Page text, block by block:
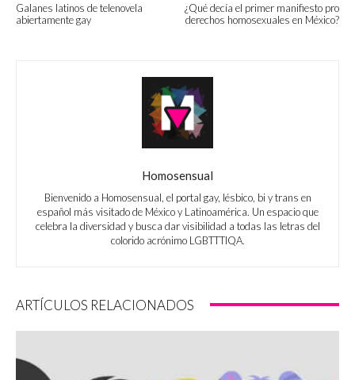
Galanes latinos de telenovela
abiertamente gay
¿Qué decía el primer manifiesto pro
derechos homosexuales en México?
Homosensual
Bienvenido a Homosensual, el portal gay, lésbico, bi y trans en
español más visitado de México y Latinoamérica. Un espacio que
celebra la diversidad y busca dar visibilidad a todas las letras del
colorido acrónimo LGBTTTIQA.
ARTÍCULOS RELACIONADOS